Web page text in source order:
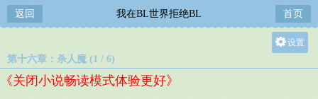
返回 我在BL世界拒绝BL 首页
设置
第十六章：杀人魔 (1 / 6)
《关闭小说畅读模式体验更好》